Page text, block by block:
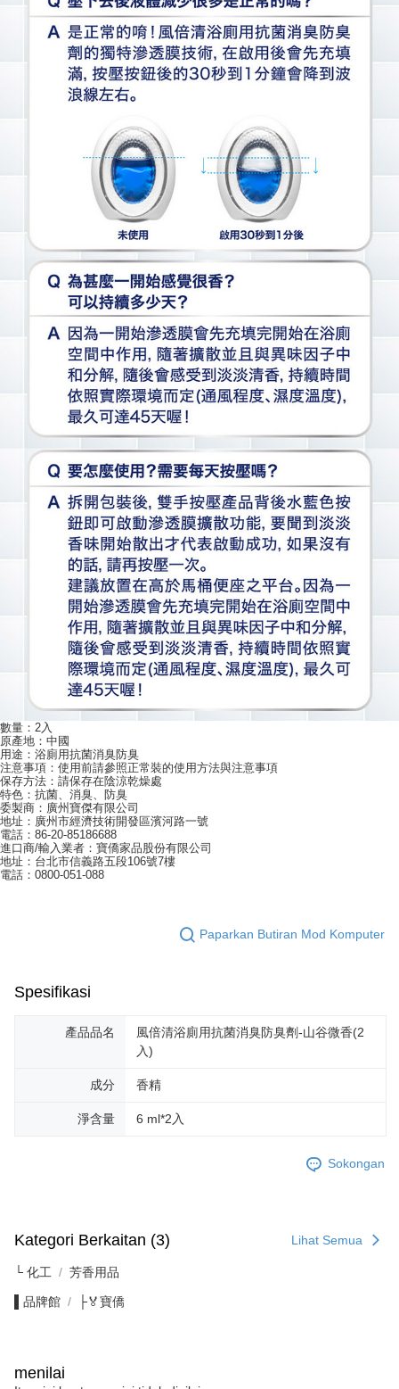
數量：2入
原產地：中國
用途：浴廁用抗菌消臭防臭
注意事項：使用前請參照正常裝的使用方法與注意事項
保存方法：請保存在陰涼乾燥處
特色：抗菌、消臭、防臭
委製商：廣州寶傑有限公司
地址：廣州市經濟技術開發區濱河路一號
電話：86-20-85186688
進口商/輸入業者：寶僑家品股份有限公司
地址：台北市信義路五段106號7樓
電話：0800-051-088
Paparkan Butiran Mod Komputer
Spesifikasi
產品品名
風倍清浴廁用抗菌消臭防臭劑-山谷微香(2
入)
成分 香精
淨含量 6 ml*2入
Sokongan
Kategori Berkaitan (3) Lihat Semua
└ 化工 芳香用品
▌品牌館 ├🏅寶僑
menilai